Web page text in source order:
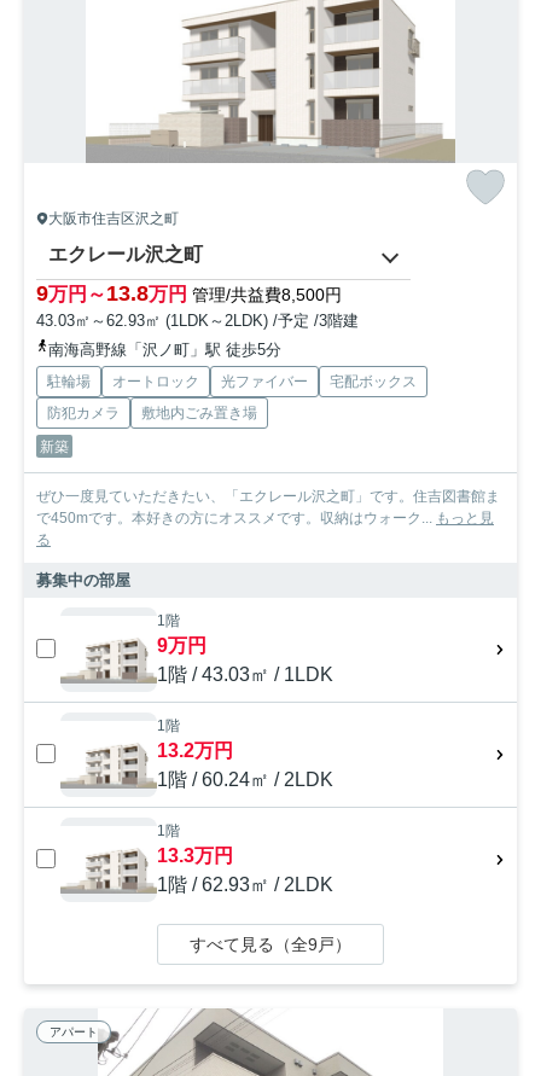
大阪市住吉区沢之町
エクレール沢之町
9万円～13.8万円 管理/共益費8,500円
43.03㎡～62.93㎡ (1LDK～2LDK) /予定 /3階建
南海高野線「沢ノ町」駅 徒歩5分
駐輪場 オートロック 光ファイバー
宅配ボックス
防犯カメラ
敷地内ごみ置き場
新築
ぜひ一度見ていただきたい、「エクレール沢之町」です。住吉図書館ま
で450mです。本好きの方にオススメです。収納はウォーク... もっと見
る
募集中の部屋
1階
9万円
1階 / 43.03㎡ / 1LDK
1階
13.2万円
1階 / 60.24㎡ / 2LDK
1階
13.3万円
1階 / 62.93㎡ / 2LDK
すべて見る（全9戸）
アパート